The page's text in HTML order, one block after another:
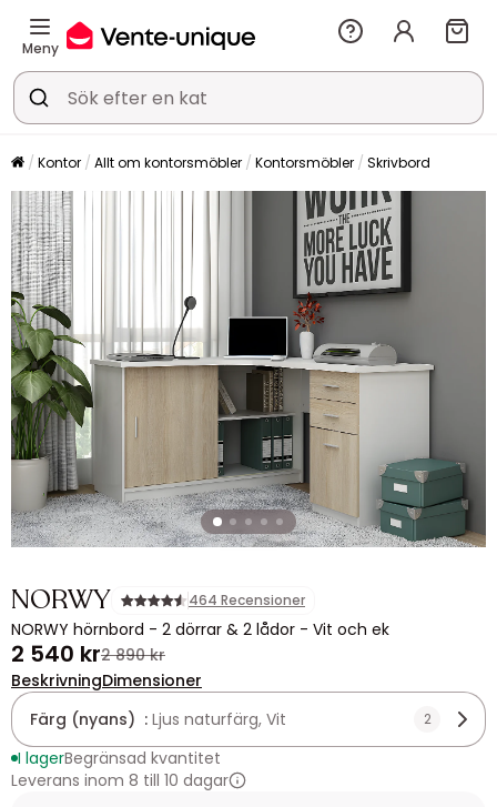
Meny
Kontor Allt om kontorsmöbler Kontorsmöbler Skrivbord
NORWY 464 Recensioner
NORWY hörnbord - 2 dörrar & 2 lådor - Vit och ek
2 540 kr2 890 kr
BeskrivningDimensioner
Färg (nyans) : Ljus naturfärg, Vit 2
I lagerBegränsad kvantitet
Leverans inom 8 till 10 dagar